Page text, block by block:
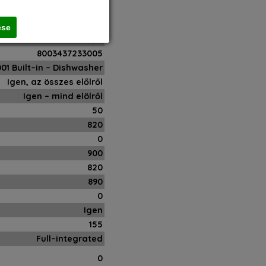
8003437233005
Built–in – Dishwasher
Igen, az összes előlről
Igen – mind elölről
50
820
0
900
820
890
0
Igen
155
Full–integrated
0